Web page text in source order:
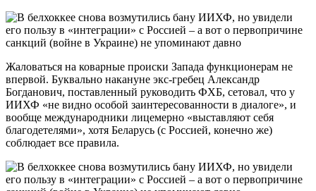
Жаловаться на коварные происки Запада функционерам не
впервой. Буквально накануне экс-гребец Александр
Богданович, поставленный руководить ФХБ, сетовал, что у
ИИХФ «не видно особой заинтересованности в диалоге», и
вообще международники лицемерно «выставляют себя
благодетелями», хотя Беларусь (с Россией, конечно же)
соблюдает все правила.